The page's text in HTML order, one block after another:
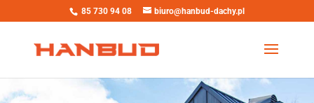
85 730 94 08 biuro@hanbud-dachy.pl